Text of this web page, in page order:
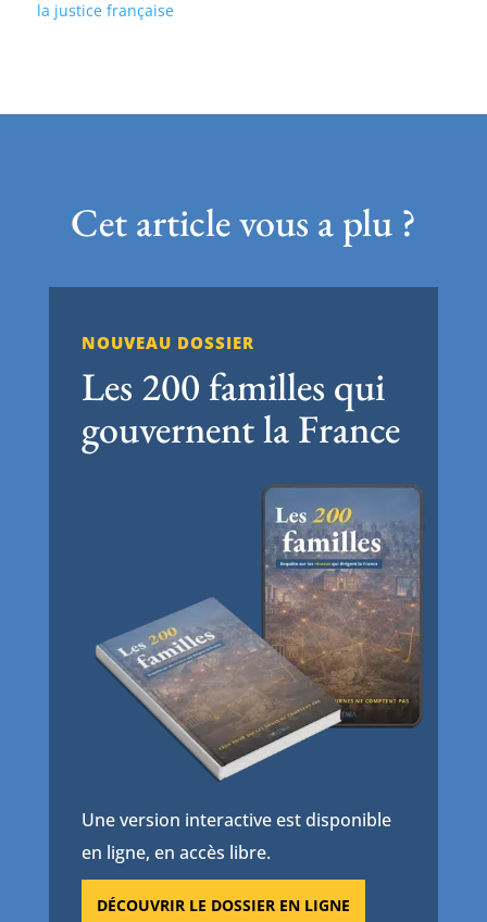
la justice française
Cet article vous a plu ?
NOUVEAU DOSSIER
Les 200 familles qui
gouvernent la France
Une version interactive est disponible
en ligne, en accès libre.
DÉCOUVRIR LE DOSSIER EN LIGNE